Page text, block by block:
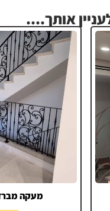
אותך....
מעקה מברזל